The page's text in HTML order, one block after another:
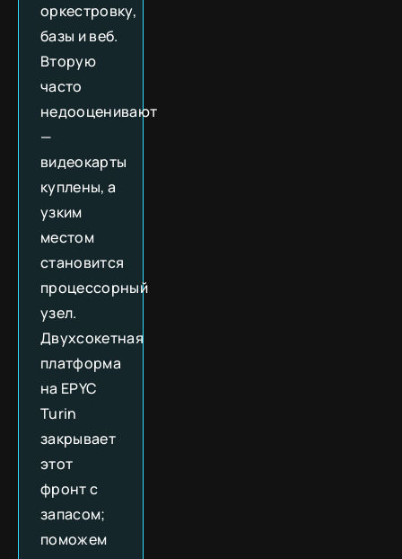
оркестровку,
базы и веб.
Вторую
часто
недооценивают
—
видеокарты
куплены, а
узким
местом
становится
процессорный
узел.
Двухсокетная
платформа
на EPYC
Turin
закрывает
этот
фронт с
запасом;
поможем